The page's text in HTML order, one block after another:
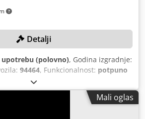
Detalji
upotrebu (polovno), Godina izgradnje:
94464, Funkcionalnost: potpuno
hoda X-osi:
hoda Z-osi:155 mm, model
Mali oglas